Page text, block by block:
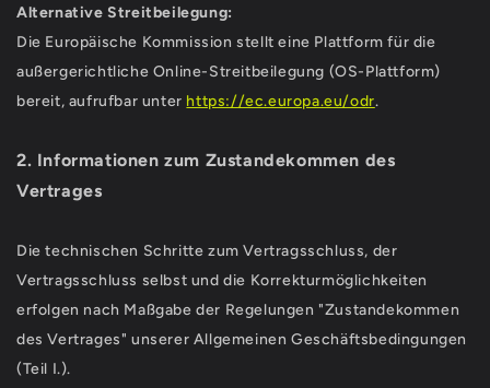
Alternative Streitbeilegung:
Die Europäische Kommission stellt eine Plattform für die
außergerichtliche Online-Streitbeilegung (OS-Plattform)
bereit, aufrufbar unter https://ec.europa.eu/odr.
2. Informationen zum Zustandekommen des
Vertrages
Die technischen Schritte zum Vertragsschluss, der
Vertragsschluss selbst und die Korrekturmöglichkeiten
erfolgen nach Maßgabe der Regelungen "Zustandekommen
des Vertrages" unserer Allgemeinen Geschäftsbedingungen
(Teil I.).